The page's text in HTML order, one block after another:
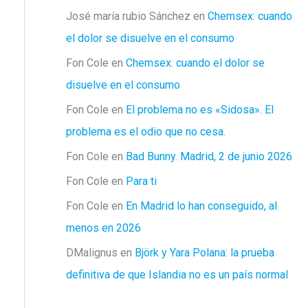
José maría rubio Sánchez en Chemsex: cuando
el dolor se disuelve en el consumo
Fon Cole en Chemsex: cuando el dolor se
disuelve en el consumo
Fon Cole en El problema no es «Sidosa». El
problema es el odio que no cesa.
Fon Cole en Bad Bunny. Madrid, 2 de junio 2026
Fon Cole en Para ti
Fon Cole en En Madrid lo han conseguido, al
menos en 2026
DMalignus en Björk y Yara Polana: la prueba
definitiva de que Islandia no es un país normal